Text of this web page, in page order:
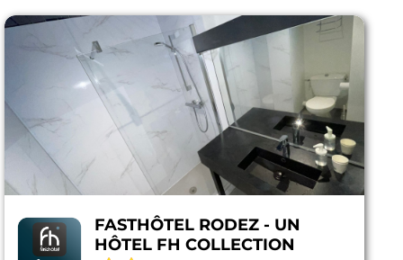
FASTHÔTEL RODEZ - UN
HÔTEL FH COLLECTION